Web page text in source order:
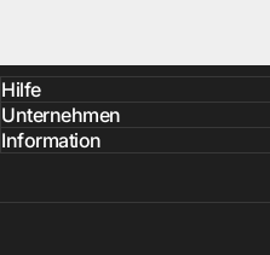
Hilfe
Unternehmen
Information